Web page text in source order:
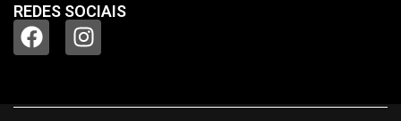
REDES SOCIAIS